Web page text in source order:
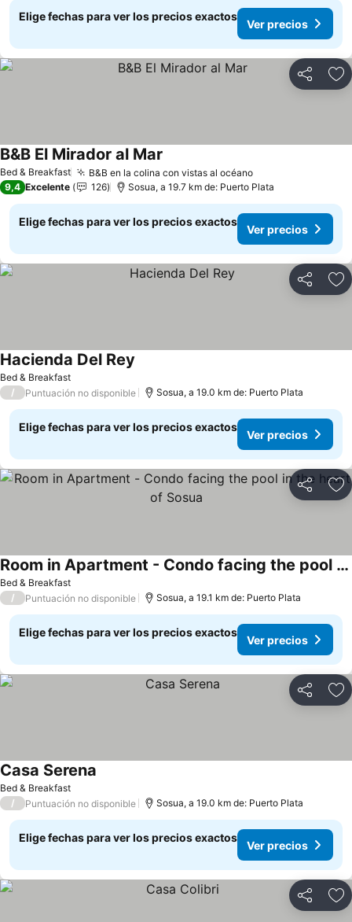
Elige fechas para ver los precios exactos
Ver precios
Compartir
Bed & Breakfast B&B en la colina con vistas al océano
B&B El Mirador al Mar
9,4 Excelente 126 Sosua, a 19.7 km de: Puerto Plata
Elige fechas para ver los precios exactos
Ver precios
Compartir
Bed & Breakfast
Hacienda Del Rey
/ Puntuación no disponible Sosua, a 19.0 km de: Puerto Plata
Elige fechas para ver los precios exactos
Ver precios
Compartir
Bed & Breakfast
Room in Apartment - Condo facing the pool in the heart of Sosua
/ Puntuación no disponible Sosua, a 19.1 km de: Puerto Plata
Elige fechas para ver los precios exactos
Ver precios
Compartir
Bed & Breakfast
Casa Serena
/ Puntuación no disponible Sosua, a 19.0 km de: Puerto Plata
Elige fechas para ver los precios exactos
Ver precios
Compartir